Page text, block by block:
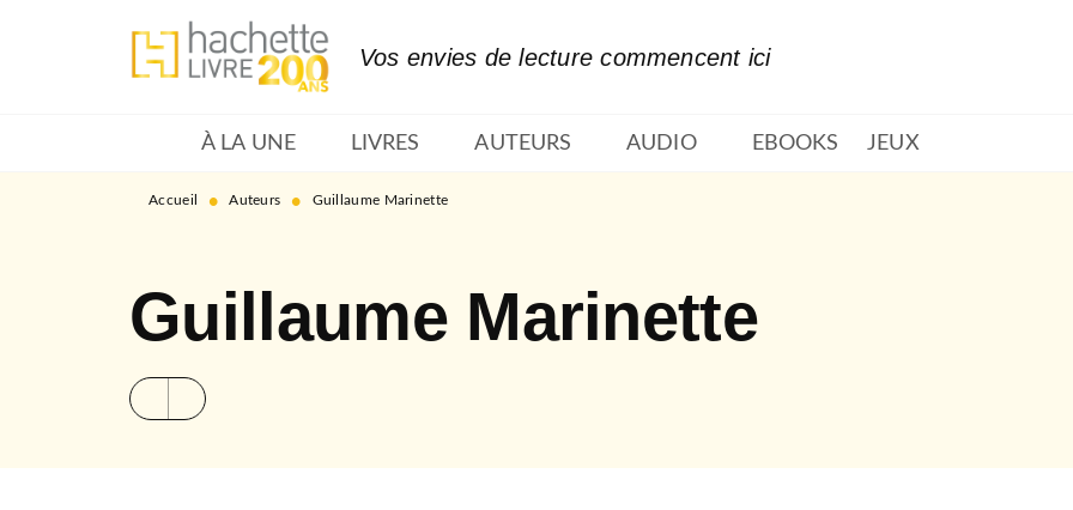
MENU RECHERCHE
Vos envies de lecture commencent ici
À LA UNE LIVRES AUTEURS AUDIO EBOOKS JEUX
Accueil • Auteurs • Guillaume Marinette
Guillaume Marinette